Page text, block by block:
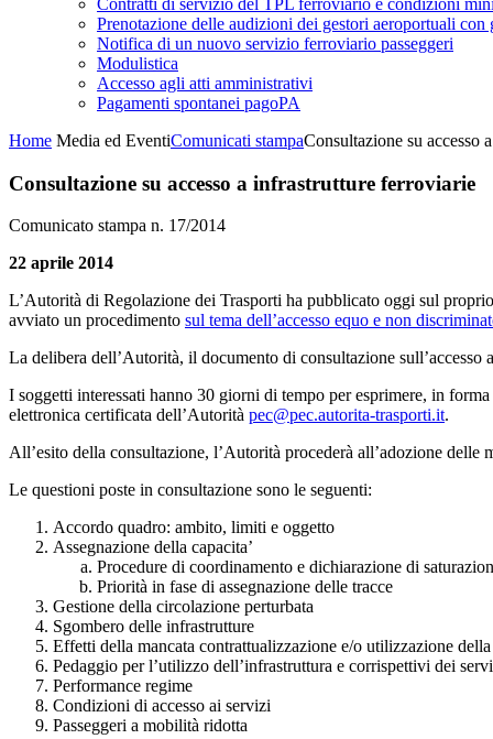
Contratti di servizio del TPL ferroviario e condizioni
Prenotazione delle audizioni dei gestori aeroportuali con
Notifica di un nuovo servizio ferroviario passeggeri
Modulistica
Accesso agli atti amministrativi
Pagamenti spontanei pagoPA
Home Media ed EventiComunicati stampaConsultazione su accesso
Consultazione su accesso a infrastrutture ferroviarie
Comunicato stampa n. 17/2014
22 aprile 2014
L’Autorità di Regolazione dei Trasporti ha pubblicato oggi sul
avviato un procedimento sul tema dell’accesso equo e non
La delibera dell’Autorità, il documento di consultazione
I soggetti interessati hanno 30 giorni di tempo per esprimere, in
elettronica certificata dell’Autorità pec@pec.autorita-trasporti.it.
All’esito della consultazione, l’Autorità procederà all’adozione
Le questioni poste in consultazione sono le seguenti:
Accordo quadro: ambito, limiti e oggetto
Assegnazione della capacita’
Procedure di coordinamento e dichiarazione di
Priorità in fase di assegnazione delle tracce
Gestione della circolazione perturbata
Sgombero delle infrastrutture
Effetti della mancata contrattualizzazione e/o utilizzazione
Pedaggio per l’utilizzo dell’infrastruttura e corrispettivi dei
Performance regime
Condizioni di accesso ai servizi
Passeggeri a mobilità ridotta